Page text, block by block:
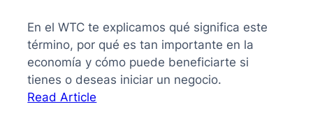
En el WTC te explicamos qué significa este
término, por qué es tan importante en la
economía y cómo puede beneficiarte si
tienes o deseas iniciar un negocio.
Read Article